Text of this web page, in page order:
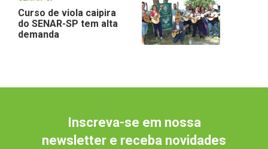
Curso de viola caipira
do SENAR-SP tem alta
demanda
Inscreva-se em nossa
newsletter e receba novidades